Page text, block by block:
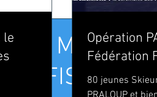
Maëlle
le
Opération
Fédération
80 jeunes